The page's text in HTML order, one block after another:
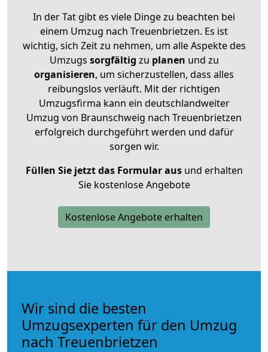
In der Tat gibt es viele Dinge zu beachten bei
einem Umzug nach Treuenbrietzen. Es ist
wichtig, sich Zeit zu nehmen, um alle Aspekte des
Umzugs sorgfältig zu planen und zu
organisieren, um sicherzustellen, dass alles
reibungslos verläuft. Mit der richtigen
Umzugsfirma kann ein deutschlandweiter
Umzug von Braunschweig nach Treuenbrietzen
erfolgreich durchgeführt werden und dafür
sorgen wir.
Füllen Sie jetzt das Formular ausund erhalten
Sie kostenlose Angebote
Kostenlose Angebote erhalten
Wir sind die besten
Umzugsexperten für den Umzug
nach Treuenbrietzen